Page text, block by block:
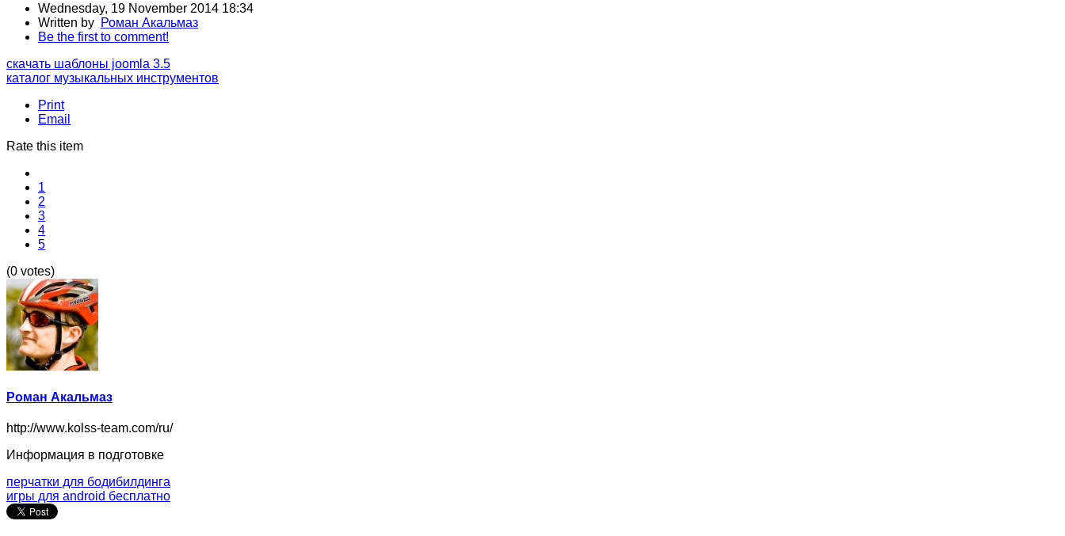
Wednesday, 19 November 2014 18:34
Written by Роман Акальмаз
Be the first to comment!
скачать шаблоны joomla 3.5
каталог музыкальных инструментов
Print
Email
Rate this item
1
2
3
4
5
(0 votes)
Роман Акальмаз
http://www.kolss-team.com/ru/
Информация в подготовке
перчатки для бодибилдинга
игры для android бесплатно